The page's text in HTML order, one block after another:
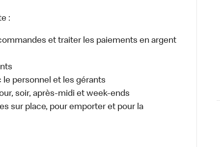
:
et traiter les paiements en argent
personnel et les gérants
soir, après-midi et week-ends
sur place, pour emporter et pour la